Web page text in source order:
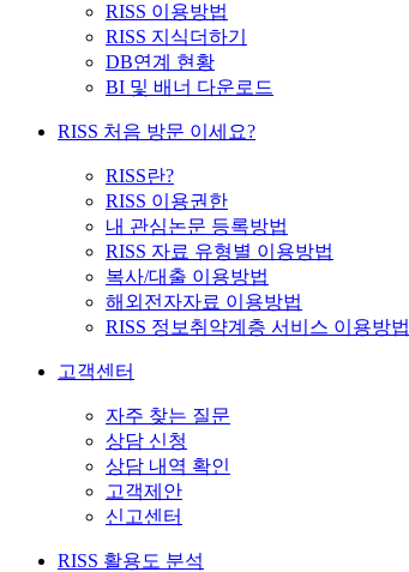
RISS 이용방법
RISS 지식더하기
DB연계 현황
BI 및 배너 다운로드
RISS 처음 방문 이세요?
RISS란?
RISS 이용권한
내 관심논문 등록방법
RISS 자료 유형별 이용방법
복사/대출 이용방법
해외전자자료 이용방법
RISS 정보취약계층 서비스 이용방법
고객센터
자주 찾는 질문
상담 신청
상담 내역 확인
고객제안
신고센터
RISS 활용도 분석